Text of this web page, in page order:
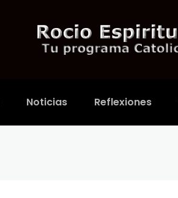
Noticias Reflexiones